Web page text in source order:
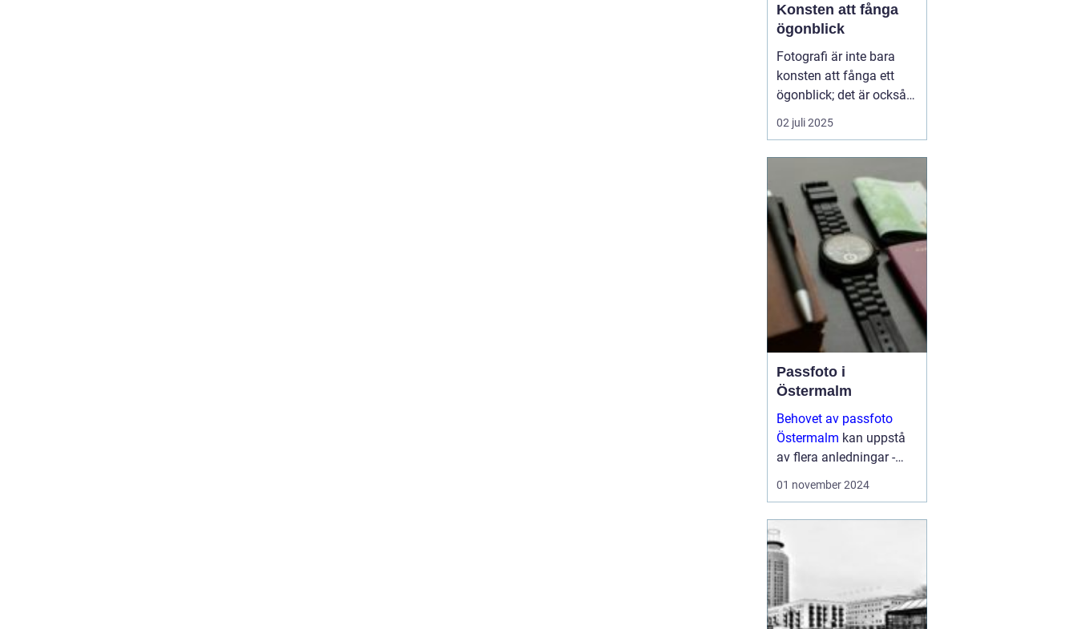
Konsten att fånga
ögonblick
Fotografi är inte bara
konsten att fånga ett
ögonblick; det är också
berättelsen som vi sakta
men säkert låter
stad i norra Sverige,
bidrar fotografer till...
02 juli 2025
Passfoto i
Östermalm
Behovet av passfoto
Östermalm kan uppstå
av flera anledningar -
vare sig det handlar om
kanske byta ut sitt k&...
01 november 2024